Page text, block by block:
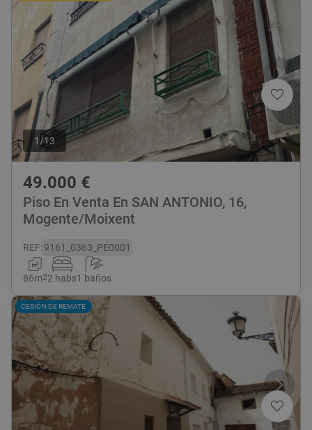
1 /13
49.000 €
Piso En Venta En SAN ANTONIO, 16,
Mogente/Moixent
REF:9161_0363_PE0001
86m22 habs1 baños
CESIÓN DE REMATE